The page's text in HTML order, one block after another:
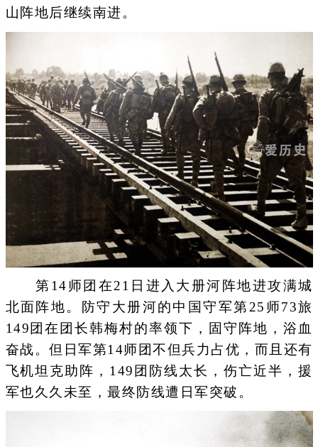
山阵地后继续南进。
第14师团在21日进入大册河阵地进攻满城
北面阵地。防守大册河的中国守军第25师73旅
149团在团长韩梅村的率领下，固守阵地，浴血
奋战。但日军第14师团不但兵力占优，而且还有
飞机坦克助阵，149团防线太长，伤亡近半，援
军也久久未至，最终防线遭日军突破。